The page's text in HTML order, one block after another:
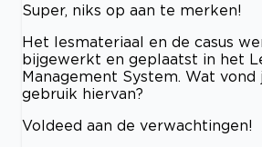
Super, niks op aan te merken!
Het lesmateriaal en de casus
bijgewerkt en geplaatst in het
Management System. Wat vond
gebruik hiervan?
Voldeed aan de verwachtingen!